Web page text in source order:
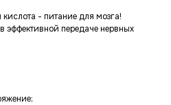
- питание для мозга!
эффективной передаче нервных